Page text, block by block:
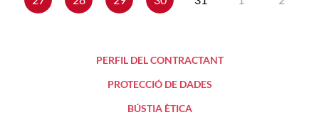
PERFIL DEL CONTRACTANT
PROTECCIÓ DE DADES
BÚSTIA ÈTICA